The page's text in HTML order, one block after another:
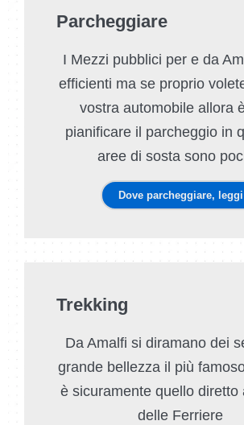
Parcheggiare
I Mezzi pubblici per e da
efficienti ma se proprio
vostra automobile allora
pianificare il parcheggio in
aree di sosta sono
Dove parcheggiare, leggi
Trekking
Da Amalfi si diramano dei
grande bellezza il più
è sicuramente quello diretto
delle Ferriere